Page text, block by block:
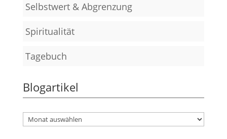
Selbstwert & Abgrenzung
Spiritualität
Tagebuch
Blogartikel